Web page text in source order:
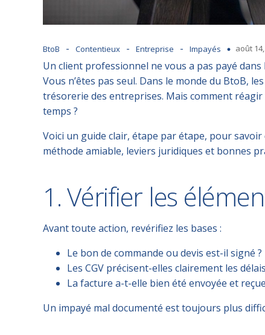
BtoB - Contentieux - Entreprise - Impayés août
Un client professionnel ne vous a pas payé dans
Vous n’êtes pas seul. Dans le monde du BtoB, les
trésorerie des entreprises. Mais comment
temps ?
Voici un guide clair, étape par étape, pour savoir
méthode amiable, leviers juridiques et bonnes
1. Vérifier les
Avant toute action, revérifiez les bases :
Le bon de commande ou devis est-il signé ?
Les CGV précisent-elles clairement les
La facture a-t-elle bien été envoyée et
Un impayé mal documenté est toujours plus